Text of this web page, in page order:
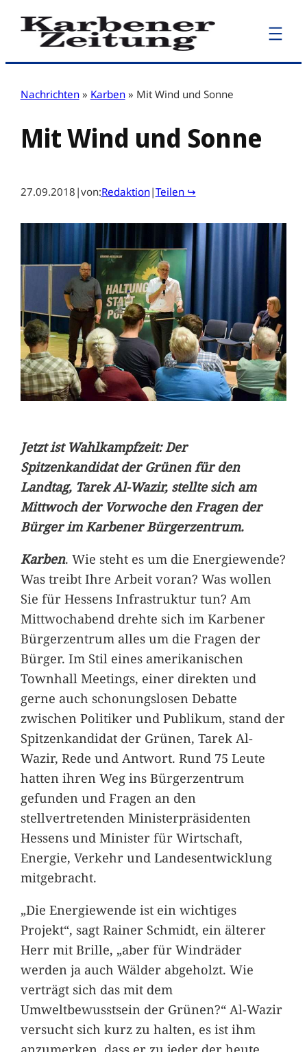
Zum
Inhalt
Nachrichten » Karben » Mit Wind und Sonne
Mit Wind und Sonne
27.09.2018 |von:Redaktion|Teilen ↪
Jetzt ist Wahlkampfzeit: Der
Spitzenkandidat der Grünen für den
Landtag, Tarek Al-Wazir, stellte sich am
Mittwoch der Vorwoche den Fragen der
Bürger im Karbener Bürgerzentrum.
Karben. Wie steht es um die Energiewende?
Was treibt Ihre Arbeit voran? Was wollen
Sie für Hessens Infrastruktur tun? Am
Mittwochabend drehte sich im Karbener
Bürgerzentrum alles um die Fragen der
Bürger. Im Stil eines amerikanischen
Townhall Meetings, einer direkten und
gerne auch schonungslosen Debatte
zwischen Politiker und Publikum, stand der
Spitzenkandidat der Grünen, Tarek Al-
Wazir, Rede und Antwort. Rund 75 Leute
hatten ihren Weg ins Bürgerzentrum
gefunden und Fragen an den
stellvertretenden Ministerpräsidenten
Hessens und Minister für Wirtschaft,
Energie, Verkehr und Landesentwicklung
mitgebracht.
„Die Energiewende ist ein wichtiges
Projekt“, sagt Rainer Schmidt, ein älterer
Herr mit Brille, „aber für Windräder
werden ja auch Wälder abgeholzt. Wie
verträgt sich das mit dem
Umweltbewusstsein der Grünen?“ Al-Wazir
versucht sich kurz zu halten, es ist ihm